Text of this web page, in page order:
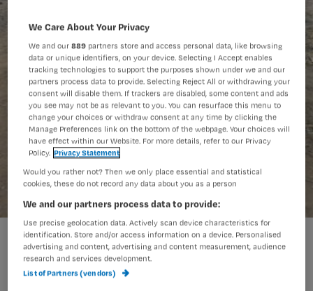
In Ghana gaan patiënten geregeld
langs bij een traditionele medicijnman
We Care About Your Privacy
We and our889 partners store and access personal data, like browsing
data or unique identifiers, on your device. Selecting I Accept enables
tracking technologies to support the purposes shown under we and our
partners process data to provide. Selecting Reject All or withdrawing your
consent will disable them. If trackers are disabled, some content and ads
you see may not be as relevant to you. You can resurface this menu to
change your choices or withdraw consent at any time by clicking the
Manage Preferences link on the bottom of the webpage. Your choices will
have effect within our Website. For more details, refer to our Privacy
Policy. Privacy Statement
Would you rather not? Then we only place essential and statistical
cookies, these do not record any data about you as a person
We and our partners process data to provide:
Use precise geolocation data. Actively scan device characteristics for
identification. Store and/or access information on a device. Personalised
advertising and content, advertising and content measurement, audience
research and services development.
List of Partners (vendors)